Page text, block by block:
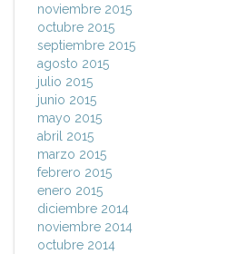
noviembre 2015
octubre 2015
septiembre 2015
agosto 2015
julio 2015
junio 2015
mayo 2015
abril 2015
marzo 2015
febrero 2015
enero 2015
diciembre 2014
noviembre 2014
octubre 2014